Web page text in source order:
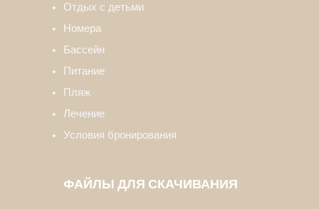
Отдых с детьми
Номера
Бассейн
Питание
Пляж
Лечение
Условия бронирования
ФАЙЛЫ ДЛЯ СКАЧИВАНИЯ